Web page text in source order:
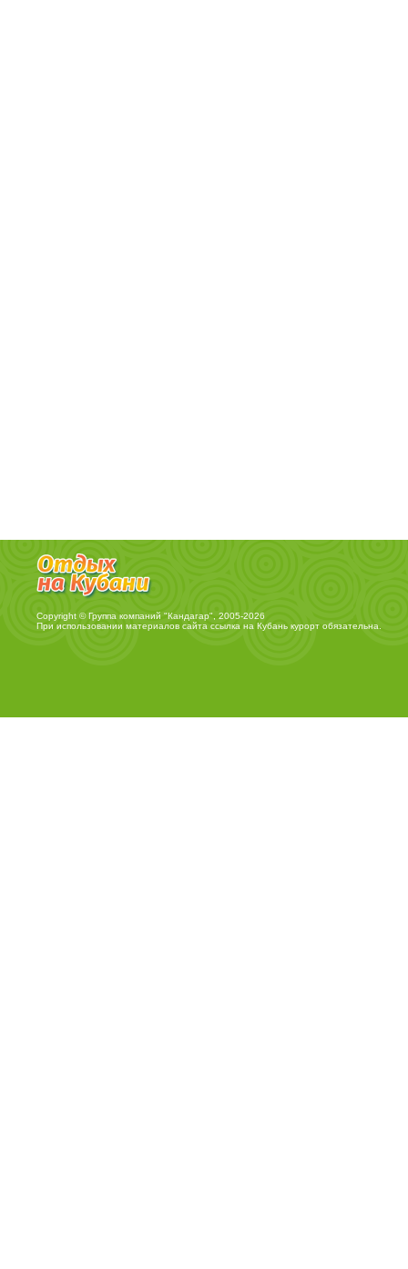
Copyright © Группа компаний "Кандагар", 2005-2026
При использовании материалов сайта ссылка на Кубань курортобязательна.